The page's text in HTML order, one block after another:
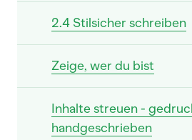
2.4 Stilsicher schreiben
Zeige, wer du bist
Inhalte streuen -
handgeschrieben